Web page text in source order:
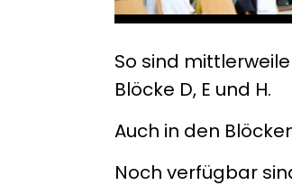
So sind
Blöcke D, E und H.
Auch in den
Noch verfügbar